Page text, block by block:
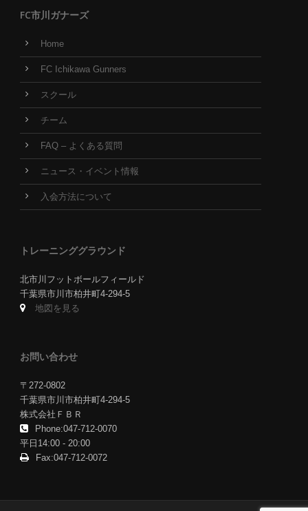
FC市川ガナーズ
Home
FC Ichikawa Gunners
スクール
チーム
FAQ – よくある質問
ニュース・イベント情報
入会方法について
トレーニンググラウンド
北市川フットボールフィールド
千葉県市川市柏井町4-294-5
地図を見る
お問い合わせ
〒272-0802
千葉県市川市柏井町4-294-5
株式会社ＦＢＲ
Phone:047-712-0070
平日14:00 - 20:00
Fax:047-712-0072